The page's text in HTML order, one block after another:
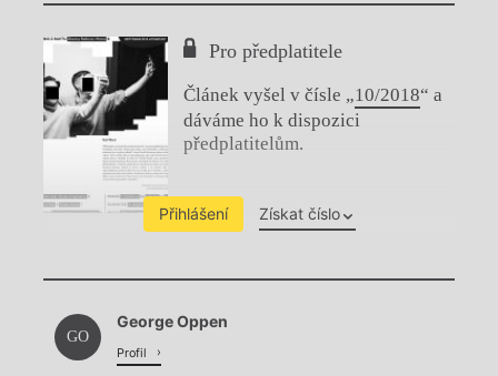
Pro předplatitele
Článek vyšel v čísle „10/2018“ a
dáváme ho k dispozici
předplatitelům.
Přihlášení Získat číslo
Chviličku.
Načítá se.
GO
George Oppen
Profil